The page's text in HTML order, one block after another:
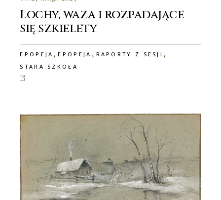
Lochy, waza i rozpadające
się szkielety
EPOPEJA ,EPOPEJA , RAPORTY Z SESJI ,
STARA SZKOŁA